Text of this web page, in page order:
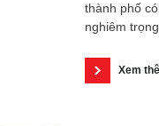
thành phố
nghiêm
Xem